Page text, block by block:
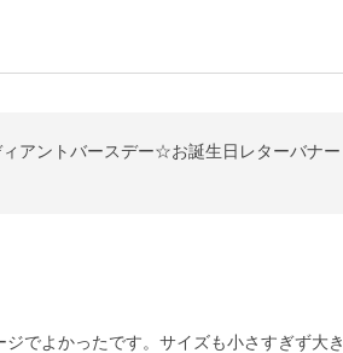
アントバースデー☆お誕生日レターバナー
でよかったです。サイズも小さすぎず大き